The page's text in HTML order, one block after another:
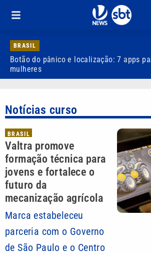
BRASIL
Botão do pânico e localização: 7 apps
mulheres
Notícias curso
BRASIL
Valtra promove
formação técnica para
jovens e fortalece o
futuro da
mecanização agrícola
Marca estabeleceu
parceria com o Governo
de São Paulo e o Centro